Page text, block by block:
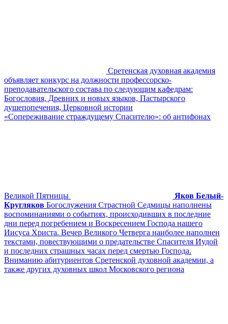
Сретенская духовная академия
объявляет конкурс на должности профессорско-
преподавательского состава по следующим кафедрам:
Богословия, Древних и новых языков, Пастырского
душепопечения, Церковной истории
«Сопереживание страждущему Спасителю»: об антифонах
Великой Пятницы
Яков Белый-
Кругляков Богослужения Страстной Седмицы наполнены
воспоминаниями о событиях, происходивших в последние
дни перед погребением и Воскресением Господа нашего
Иисуса Христа. Вечер Великого Четверга наиболее наполнен
текстами, повествующими о предательстве Спасителя Иудой
и последних страшных часах перед смертью Господа.
Вниманию абитуриентов Сретенской духовной академии, а
также других духовных школ Московского региона